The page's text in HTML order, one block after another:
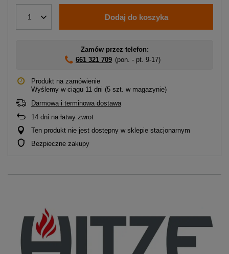
1 Dodaj do koszyka
Zamów przez telefon:
661 321 709 (pon. - pt. 9-17)
Produkt na zamówienie
Wyślemy w ciągu 11 dni (5 szt. w magazynie)
Darmowa i terminowa dostawa
14 dni na łatwy zwrot
Ten produkt nie jest dostępny w sklepie stacjonarnym
Bezpieczne zakupy